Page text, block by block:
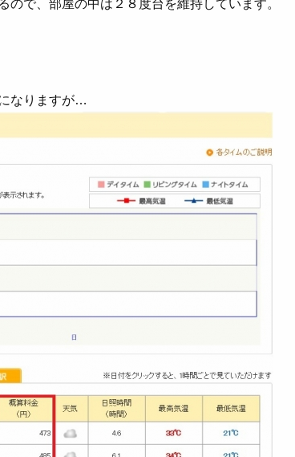
ので、部屋の中は２８度台を維持しています。
なりますが…